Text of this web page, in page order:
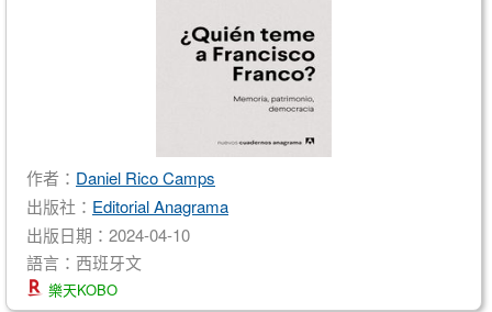
作者： Daniel Rico Camps
出版社： Editorial Anagrama
出版日期：2024-04-10
語言：西班牙文
樂天KOBO